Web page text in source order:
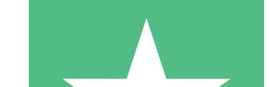
Pacotes de Créditos Individuais
Pague conforme o uso com créditos de download. Sem